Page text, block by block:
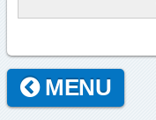
MENU